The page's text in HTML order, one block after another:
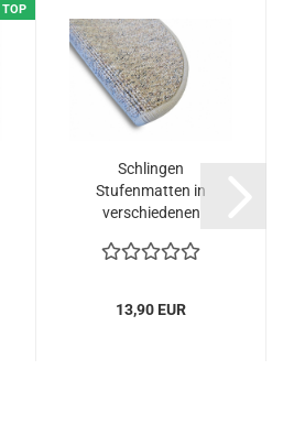
TOP
Schlingen
Stufenmatten in
verschiedenen
13,90 EUR